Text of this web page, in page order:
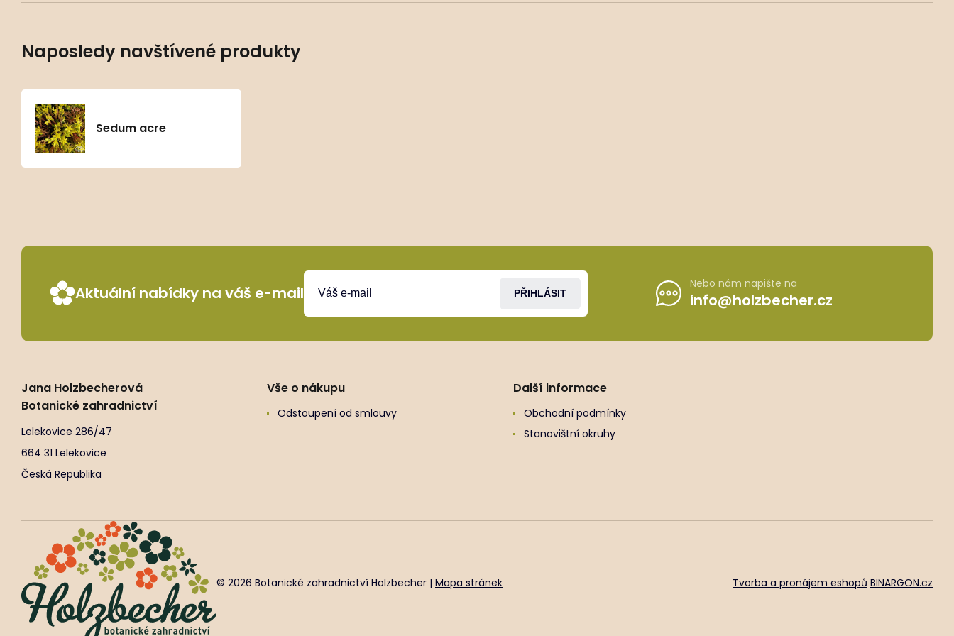
Naposledy navštívené produkty
Sedum acre
Aktuální nabídky na váš e-mail PŘIHLÁSIT
Nebo nám napište na
info@holzbecher.cz
Jana Holzbecherová
Botanické zahradnictví
Lelekovice 286/47
664 31 Lelekovice
Česká Republika
Vše o nákupu
Odstoupení od smlouvy
Další informace
Obchodní podmínky
Stanovištní okruhy
© 2026 Botanické zahradnictví Holzbecher | Mapa stránek Tvorba a pronájem eshopů BINARGON.cz